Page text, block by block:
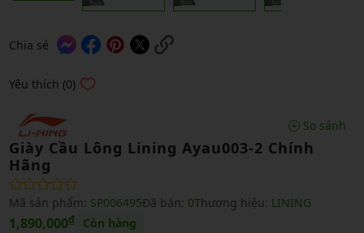
Chia sẻ
Yêu thích (0)
So sánh
Giày Cầu Lông Lining Ayau003-2 Chính
Hãng
Mã sản phẩm: SP006495Đã bán: 0Thương hiệu: LINING
1,890,000₫ Còn hàng